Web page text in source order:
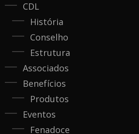
CDL
História
Conselho
Estrutura
Associados
Benefícios
Produtos
Eventos
Fenadoce